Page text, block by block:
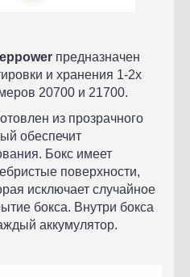
предназначен
и хранения 1-2х
20700 и 21700.
из прозрачного
обеспечит
Бокс имеет
поверхности,
исключает случайное
бокса. Внутри бокса
аккумулятор.